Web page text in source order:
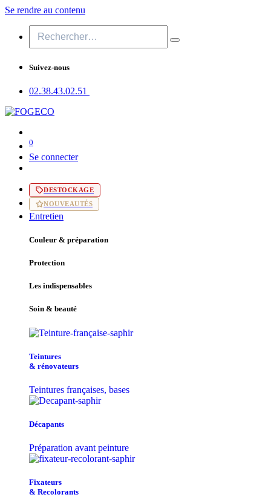
Se rendre au contenu
Suivez-nous
02.38.43​.02.51
0
Se connecter
DESTOCKAGE
NOUVEAUTÉS
Entretien
Couleur & préparation
Protection
Les indispensables
Soin & beauté
Teintu​res
& r​é​novateurs
Teintures françaises, bases
Décapants
Préparation avant peinture
Fixateurs
& Recolorants